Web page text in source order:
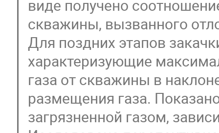
виде получено
скважины, вызванного
Для поздних этапов
характеризующие
газа от скважины в
размещения газа.
загрязненной газом,